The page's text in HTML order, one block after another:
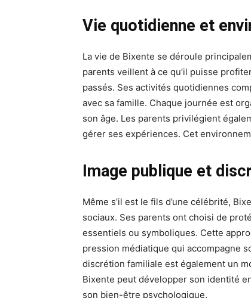
Vie quotidienne et
La vie de Bixente se déroule
parents veillent à ce qu’il puisse
passés. Ses activités quotidiennes
avec sa famille. Chaque journée est
son âge. Les parents privilégient
gérer ses expériences. Cet
Image publique et
Même s’il est le fils d’une célébrité,
sociaux. Ses parents ont choisi de
essentiels ou symboliques. Cette
pression médiatique qui accompagne
discrétion familiale est également un
Bixente peut développer son identité
son bien-être psychologique.